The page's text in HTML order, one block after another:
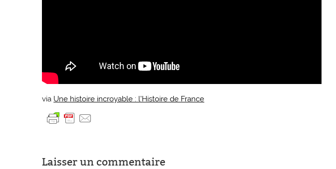
via Une histoire incroyable : l’Histoire de France
Laisser un commentaire